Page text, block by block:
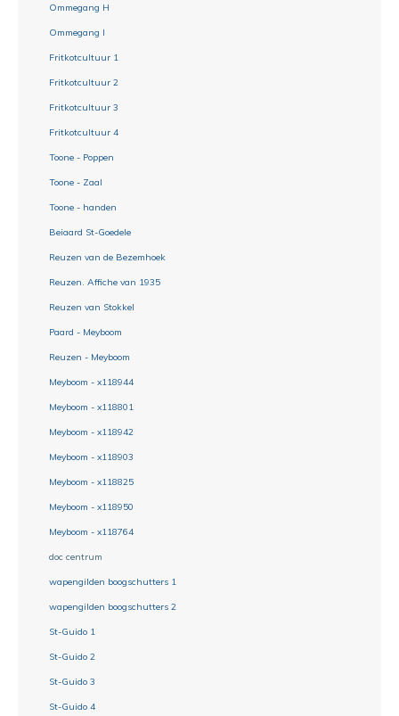
Ommegang H
Ommegang I
Fritkotcultuur 1
Fritkotcultuur 2
Fritkotcultuur 3
Fritkotcultuur 4
Toone - Poppen
Toone - Zaal
Toone - handen
Beiaard St-Goedele
Reuzen van de Bezemhoek
Reuzen. Affiche van 1935
Reuzen van Stokkel
Paard - Meyboom
Reuzen - Meyboom
Meyboom - x118944
Meyboom - x118801
Meyboom - x118942
Meyboom - x118903
Meyboom - x118825
Meyboom - x118950
Meyboom - x118764
doc centrum
wapengilden boogschutters 1
wapengilden boogschutters 2
St-Guido 1
St-Guido 2
St-Guido 3
St-Guido 4